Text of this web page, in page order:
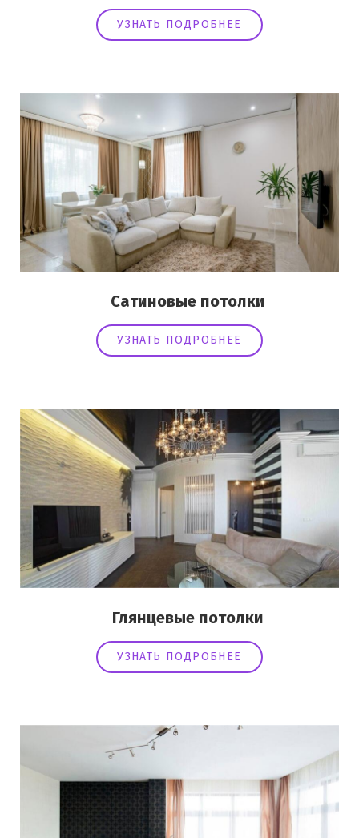
УЗНАТЬ ПОДРОБНЕЕ
Сатиновые потолки
УЗНАТЬ ПОДРОБНЕЕ
Глянцевые потолки
УЗНАТЬ ПОДРОБНЕЕ